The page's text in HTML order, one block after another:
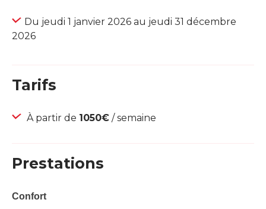
Du jeudi 1 janvier 2026 au jeudi 31 décembre
2026
Tarifs
À partir de 1050€ / semaine
Prestations
Confort